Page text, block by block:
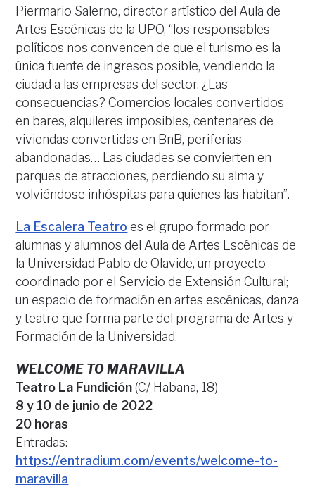
Piermario Salerno, director artístico del Aula de
Artes Escénicas de la UPO, “los responsables
políticos nos convencen de que el turismo es la
única fuente de ingresos posible, vendiendo la
ciudad a las empresas del sector. ¿Las
consecuencias? Comercios locales convertidos
en bares, alquileres imposibles, centenares de
viviendas convertidas en BnB, periferias
abandonadas… Las ciudades se convierten en
parques de atracciones, perdiendo su alma y
volviéndose inhóspitas para quienes las habitan”.
La Escalera Teatro es el grupo formado por
alumnas y alumnos del Aula de Artes Escénicas de
la Universidad Pablo de Olavide, un proyecto
coordinado por el Servicio de Extensión Cultural;
un espacio de formación en artes escénicas, danza
y teatro que forma parte del programa de Artes y
Formación de la Universidad.
WELCOME TO MARAVILLA
Teatro La Fundición(C/ Habana, 18)
8 y 10 de junio de 2022
20 horas
Entradas:
https://entradium.com/events/welcome-to-
maravilla